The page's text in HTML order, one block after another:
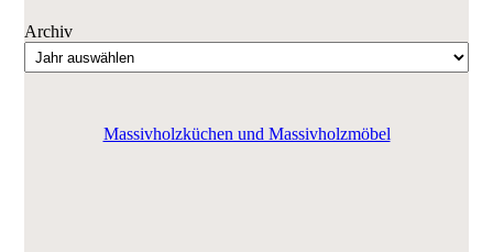
Archiv
Massivholzküchen und Massivholzmöbel